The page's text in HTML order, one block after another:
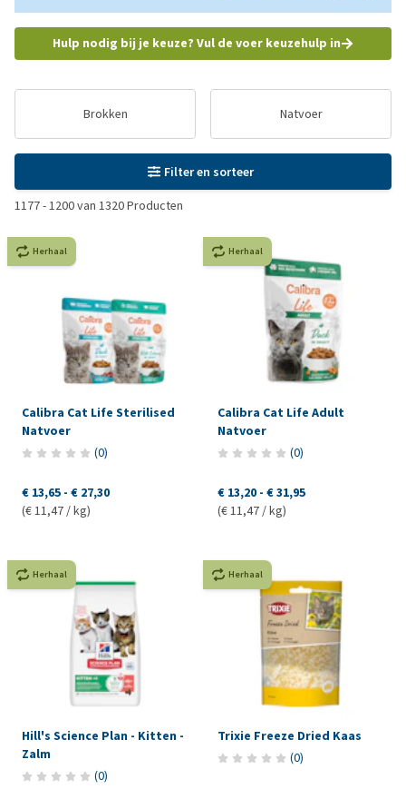
Hulp nodig bij je keuze? Vul de voer keuzehulp in
Brokken Natvoer
Filter en sorteer
1177-1200van 1320Producten
Herhaal
Calibra Cat Life Sterilised
Natvoer
(0)
€ 13,65 - € 27,30
(€ 11,47 / kg)
Herhaal
Calibra Cat Life Adult
Natvoer
(0)
€ 13,20 - € 31,95
(€ 11,47 / kg)
Herhaal
Hill's Science Plan - Kitten -
Zalm
(0)
Herhaal
Trixie Freeze Dried Kaas
(0)